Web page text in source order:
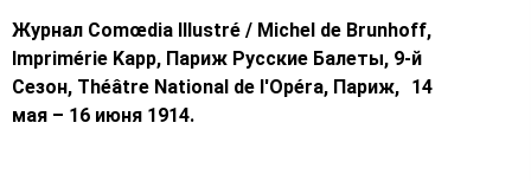
Журнал Comœdia Illustré / Michel de Brunhoff,
Imprimérie Kapp, Париж Русские Балеты, 9-й
Сезон, Théâtre National de l'Opéra, Париж, 14
мая – 16 июня 1914.